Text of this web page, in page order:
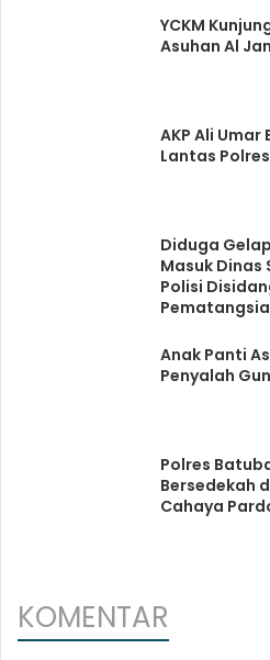
YCKM
Asuhan Al
AKP Ali
Lantas
Diduga
Masuk Dinas
Polisi
Anak Panti
Penyalah
Polres
Bersedekah
Cahaya
KOMENTAR